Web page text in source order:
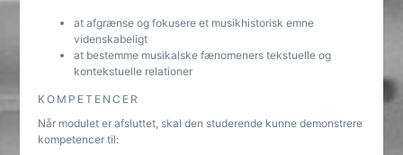
at afgrænse og fokusere et musikhistorisk emne
videnskabeligt
at bestemme musikalske fænomeners tekstuelle og
kontekstuelle relationer
KOMPETENCER
Når modulet er afsluttet, skal den studerende kunne demonstrere
kompetencer til: